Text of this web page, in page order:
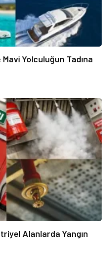
Yolculuğun Tadına
Alanlarda Yangın